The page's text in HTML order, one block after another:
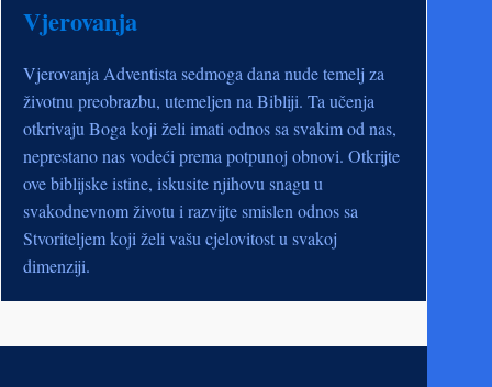
Vjerovanja
Vjerovanja Adventista sedmoga dana nude temelj za
životnu preobrazbu, utemeljen na Bibliji. Ta učenja
otkrivaju Boga koji želi imati odnos sa svakim od nas,
neprestano nas vodeći prema potpunoj obnovi. Otkrijte
ove biblijske istine, iskusite njihovu snagu u
svakodnevnom životu i razvijte smislen odnos sa
Stvoriteljem koji želi vašu cjelovitost u svakoj
dimenziji.